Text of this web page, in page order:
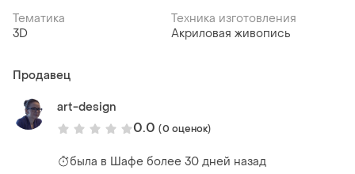
Тематика
3D
Техника изготовления
Акриловая живопись
Продавец
art-design
0.0 (0 оценок)
была в Шафе более 30 дней назад